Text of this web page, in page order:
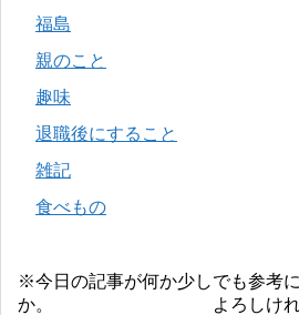
福島
親のこと
趣味
退職後にすること
雑記
食べもの
※今日の記事が何か少しでも参考
か。 よろしければクリ